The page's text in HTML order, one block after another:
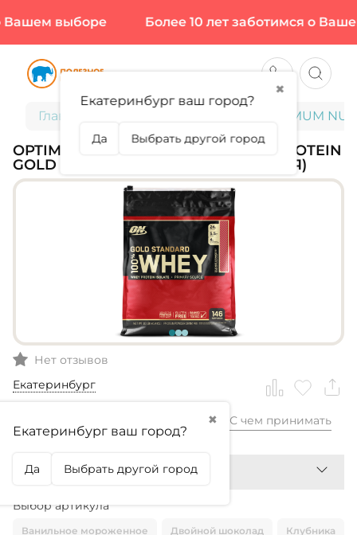
выборе Более 10 лет заботимся о
Главная OPTIMUM
OPTIMUM NUTRITION, 100% WHEY PROTEIN
GOLD STANDARD, 4530 Г (141 ПОРЦИЯ)
Нет отзывов
Екатеринбург
✖
Екатеринбург ваш город?
Да Выбрать другой город
26 390,99₽ С чем принимать
Выбор артикула
Ванильное мороженное Двойной шоколад Клубника
✖
Екатеринбург ваш город?
Да Выбрать другой город